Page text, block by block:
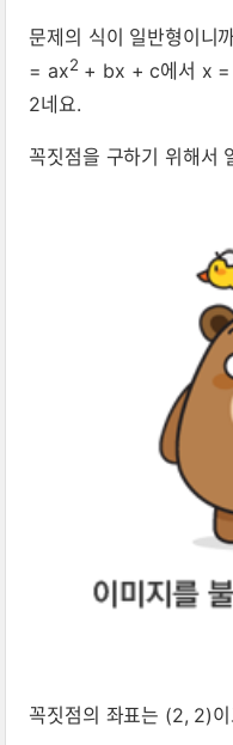
문제의 식이 일반형이니
= ax2 + bx + c에서 x =
2네요.
꼭짓점을 구하기 위해서
꼭짓점의 좌표는 (2, 2)